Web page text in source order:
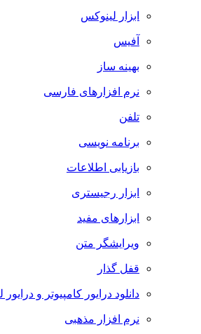
ابزار لینوکس
آفیس
بهینه ساز
نرم افزارهای فارسی
تلفن
برنامه نویسی
بازیابی اطلاعات
ابزار رجیستری
ابزارهای مفید
ویرایشگر متن
قفل گذار
دانلود درایور کامپیوتر و درایور لپ تاپ
نرم افزار مذهبی